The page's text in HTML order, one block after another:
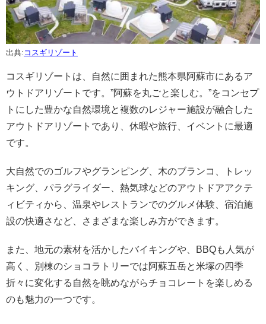
出典: コスギリゾート
コスギリゾートは、自然に囲まれた熊本県阿蘇市にあるア
ウトドアリゾートです。”阿蘇を丸ごと楽しむ。”をコンセプ
トにした豊かな自然環境と複数のレジャー施設が融合した
アウトドアリゾートであり、休暇や旅行、イベントに最適
です。
大自然でのゴルフやグランピング、木のブランコ、トレッ
キング、パラグライダー、熱気球などのアウトドアアクテ
ィビティから、温泉やレストランでのグルメ体験、宿泊施
設の快適さなど、さまざまな楽しみ方ができます。
また、地元の素材を活かしたバイキングや、BBQも人気が
高く、別棟のショコラトリーでは阿蘇五岳と米塚の四季
折々に変化する自然を眺めながらチョコレートを楽しめる
のも魅力の一つです。